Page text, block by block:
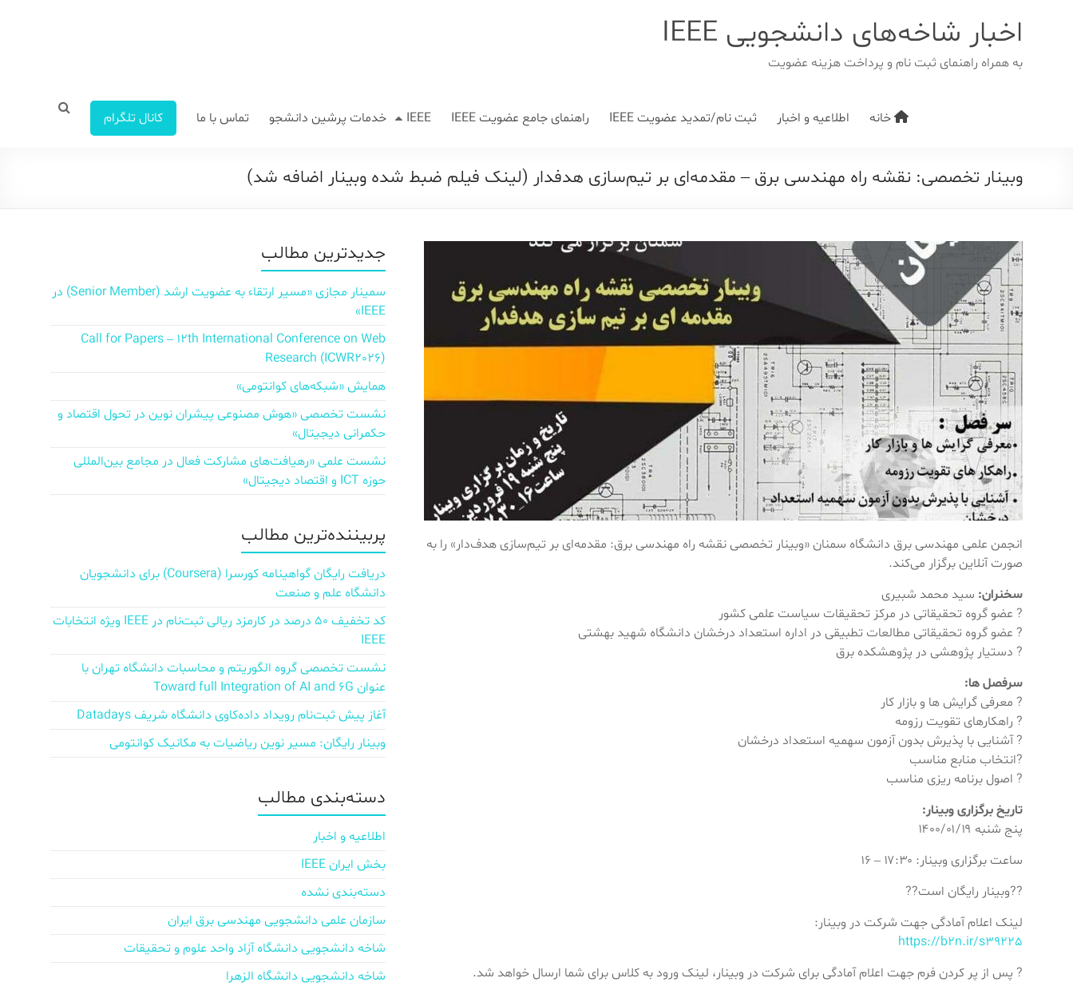
اخبار شاخه‌های دانشجویی IEEE
به همراه راهنمای ثبت نام و پرداخت هزینه عضویت
خانه اطلاعیه و اخبار ثبت نام/تمدید عضویت IEEE راهنمای جامع عضویت IEEE IEEE خدمات پرشین دانشجو تماس با ما کانال تلگرام
وبینار تخصصی: نقشه راه مهندسی برق – مقدمه‌ای بر تیم‌سازی هدفدار (لینک فیلم ضبط شده وبینار اضافه شد)
انجمن علمی مهندسی برق دانشگاه سمنان «وبینار تخصصی نقشه راه مهندسی برق: مقدمه‌ای بر تیم‌سازی هدف‌دار» را به
صورت آنلاین برگزار می‌کند.
سخنران: سید محمد شبیری
? عضو گروه تحقیقاتی در مرکز تحقیقات سیاست علمی کشور
? عضو گروه تحقیقاتی مطالعات تطبیقی در اداره استعداد درخشان دانشگاه شهید بهشتی
? دستیار پژوهشی در پژوهشکده برق
سرفصل ها:
? معرفی گرایش ها و بازار کار
? راهکارهای تقویت رزومه
? آشنایی با پذیرش بدون آزمون سهمیه استعداد درخشان
?انتخاب منابع مناسب
? اصول برنامه ریزی مناسب
تاریخ برگزاری وبینار:
پنج شنبه ۱۴۰۰/۰۱/۱۹
ساعت برگزاری وبینار: ۱۷:۳۰ – ۱۶
??وبینار رایگان است??
لینک اعلام آمادگی جهت شرکت در وبینار:
https://b2n.ir/s39225
? پس از پر کردن فرم جهت اعلام آمادگی برای شرکت در وبینار، لینک ورود به کلاس برای شما ارسال خواهد شد.
جدیدترین مطالب
سمینار مجازی «مسیر ارتقاء به عضویت ارشد (Senior Member) در
IEEE»
Call for Papers – 12th International Conference on Web
Research (ICWR2026)
همایش «شبکه‌های کوانتومی»
نشست تخصصی «هوش مصنوعی پیشران نوین در تحول اقتصاد و
حکمرانی دیجیتال»
نشست علمی «رهیافت‌های مشارکت فعال در مجامع بین‌المللی
حوزه ICT و اقتصاد دیجیتال»
پربیننده‌ترین مطالب
دریافت رایگان گواهینامه کورسرا (Coursera) برای دانشجویان
دانشگاه علم و صنعت
کد تخفیف ۵۰ درصد در کارمزد ریالی ثبت‌نام در IEEE ویژه انتخابات
IEEE
نشست تخصصی گروه الگوریتم و محاسبات دانشگاه تهران با
عنوان Toward full Integration of AI and 6G
آغاز پیش‌ ثبت‌نام رویداد داده‌کاوی دانشگاه شریف Datadays
وبینار رایگان: مسیر نوین ریاضیات به مکانیک کوانتومی
دسته‌بندی مطالب
اطلاعیه و اخبار
بخش ایران IEEE
دسته‌بندی نشده
سازمان علمی دانشجویی مهندسی برق ایران
شاخه دانشجویی دانشگاه آزاد واحد علوم و تحقیقات
شاخه دانشجویی دانشگاه الزهرا